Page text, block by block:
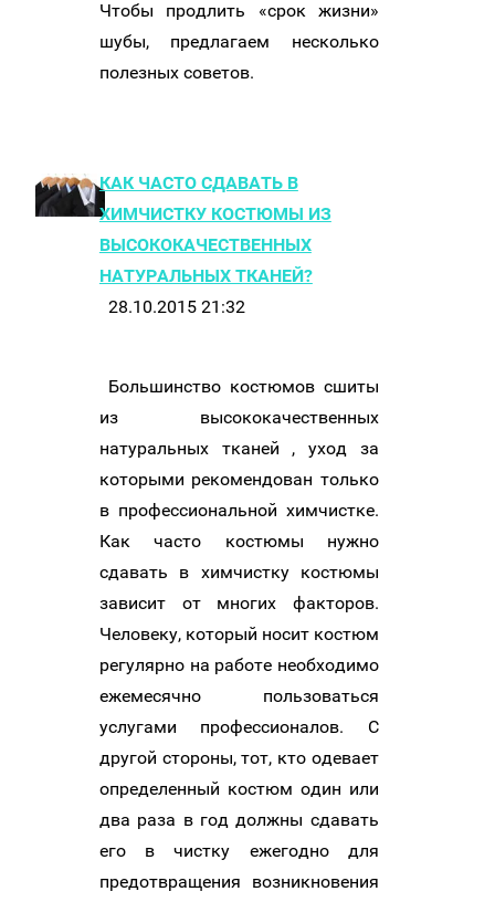
Чтобы продлить «срок жизни»
шубы, предлагаем несколько
полезных советов.
КАК ЧАСТО СДАВАТЬ В
ХИМЧИСТКУ КОСТЮМЫ ИЗ
ВЫСОКОКАЧЕСТВЕННЫХ
НАТУРАЛЬНЫХ ТКАНЕЙ?
28.10.2015 21:32
Большинство костюмов сшиты
из высококачественных
натуральных тканей , уход за
которыми рекомендован только
в профессиональной химчистке.
Как часто костюмы нужно
сдавать в химчистку костюмы
зависит от многих факторов.
Человеку, который носит костюм
регулярно на работе необходимо
ежемесячно пользоваться
услугами профессионалов. С
другой стороны, тот, кто одевает
определенный костюм один или
два раза в год должны сдавать
его в чистку ежегодно для
предотвращения возникновения